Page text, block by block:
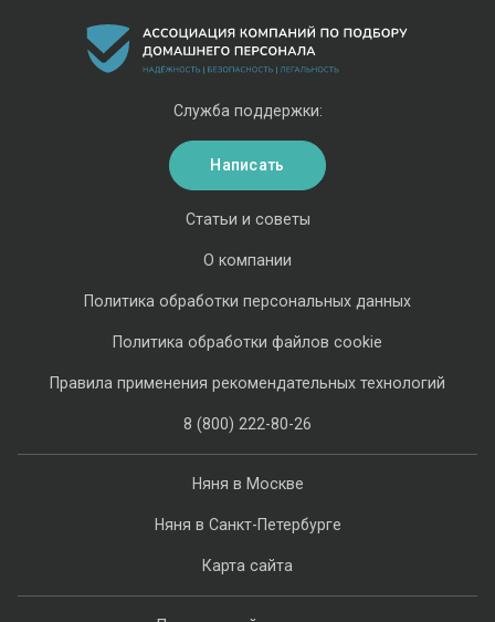
Няня в Москве
Няня в Санкт-Петербурге
Карта сайта
Статьи и советы
О компании
Политика обработки персональных данных
Политика обработки файлов cookie
Правила применения рекомендательных технологий
8 (800) 222-80-26
Служба поддержки:
Написать